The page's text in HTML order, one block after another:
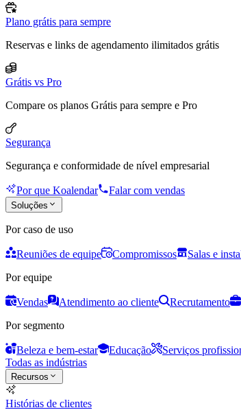
Plano grátis para sempre
Reservas e links de agendamento ilimitados grátis
Grátis vs Pro
Compare os planos Grátis para sempre e Pro
Segurança
Segurança e conformidade de nível empresarial
Por que Koalendar Falar com vendas
Soluções
Por caso de uso
Reuniões de equipe Compromissos Salas e
Por equipe
Vendas Atendimento ao cliente Recrutamento
Por segmento
Beleza e bem-estar Educação Serviços
Todas as indústrias
Recursos
Histórias de clientes